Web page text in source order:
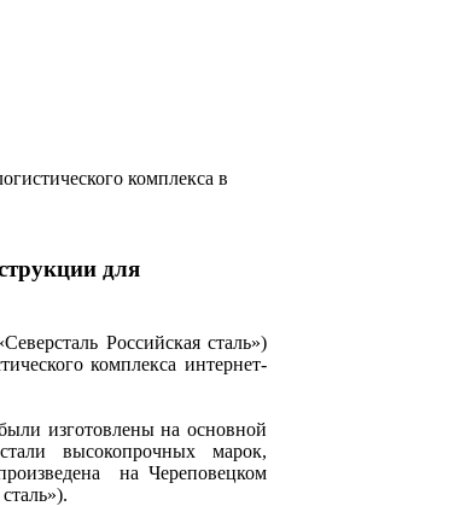
для
Российская сталь»)
комплекса интернет-
изготовлены на основной
высокопрочных марок,
на Череповецком